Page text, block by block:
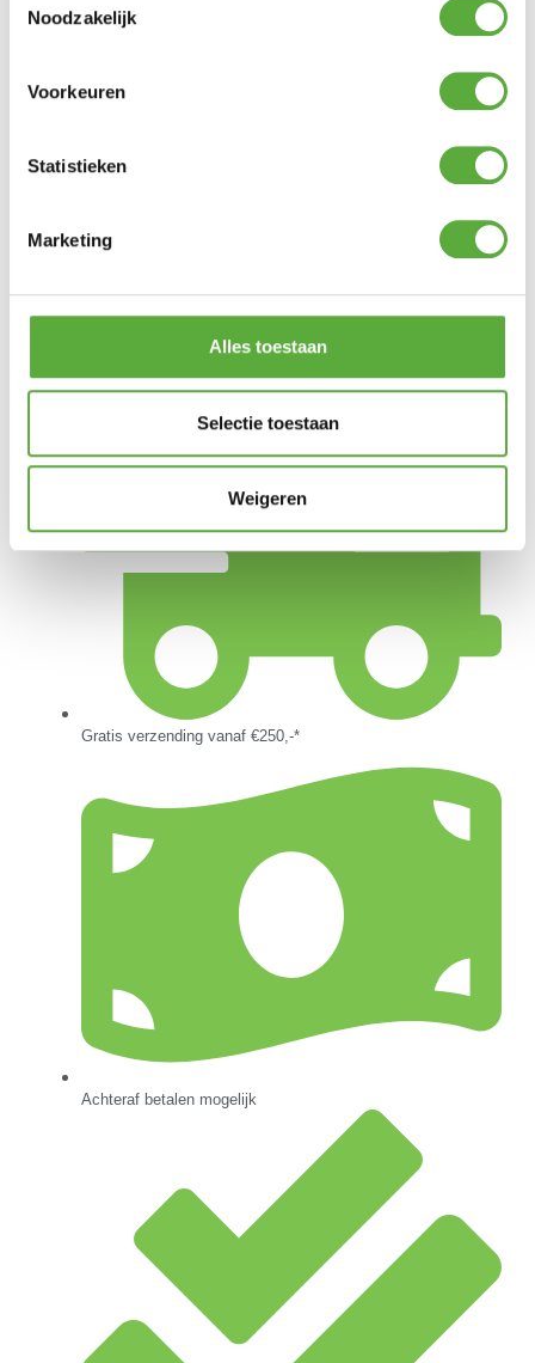
Noodzakelijk
Voorkeuren
Statistieken
Marketing
Alles toestaan
Selectie toestaan
Weigeren
Lengte
EAN
Gratis verzending vanaf €250,-*
Achteraf betalen mogelijk